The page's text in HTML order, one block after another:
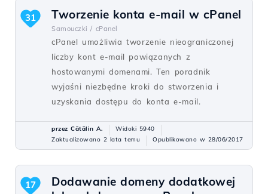
Tworzenie konta e-mail w cPanel
Samouczki / cPanel
cPanel umożliwia tworzenie nieograniczonej
liczby kont e-mail powiązanych z
hostowanymi domenami. Ten poradnik
wyjaśni niezbędne kroki do stworzenia i
uzyskania dostępu do konta e-mail.
31
przez Cătălin A.
Widoki 5940
Zaktualizowano 2 lata temu
Opublikowano w 28/06/2017
Dodawanie domeny dodatkowej
17